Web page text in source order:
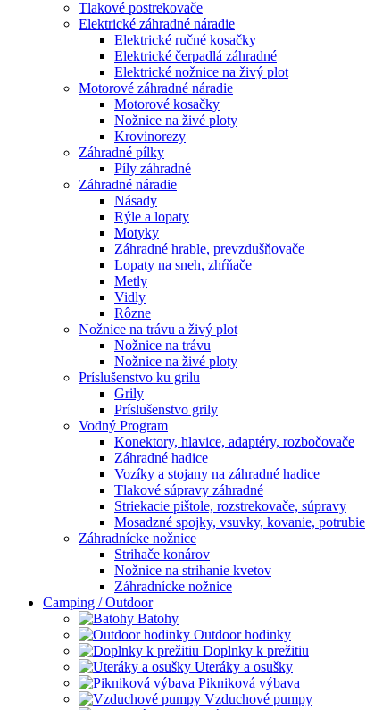
Tlakové postrekovače
Elektrické záhradné náradie
Elektrické ručné kosačky
Elektrické čerpadlá záhradné
Elektrické nožnice na živý plot
Motorové záhradné náradie
Motorové kosačky
Nožnice na živé ploty
Krovinorezy
Záhradné pílky
Píly záhradné
Záhradné náradie
Násady
Rýle a lopaty
Motyky
Záhradné hrable, prevzdušňovače
Lopaty na sneh, zhŕňače
Metly
Vidly
Rôzne
Nožnice na trávu a živý plot
Nožnice na trávu
Nožnice na živé ploty
Príslušenstvo ku grilu
Grily
Príslušenstvo grily
Vodný Program
Konektory, hlavice, adaptéry, rozbočovače
Záhradné hadice
Vozíky a stojany na záhradné hadice
Tlakové súpravy záhradné
Striekacie pištole, rozstrekovače, súpravy
Mosadzné spojky, vsuvky, kovanie, potrubie
Záhradnícke nožnice
Strihače konárov
Nožnice na strihanie kvetov
Záhradnícke nožnice
Camping / Outdoor
Batohy
Outdoor hodinky
Doplnky k prežitiu
Uteráky a osušky
Pikniková výbava
Vzduchové pumpy